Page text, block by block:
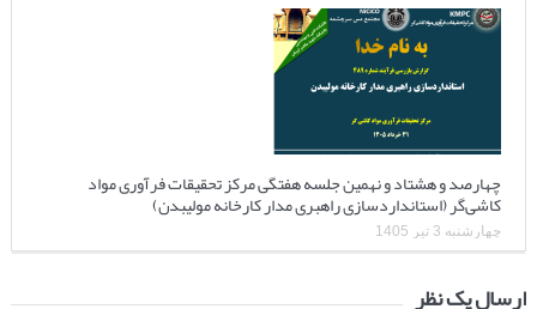
چهارصد و هشتاد و نهمین جلسه هفتگی مرکز تحقیقات فرآوری مواد
کاشی‌گر (استانداردسازی راهبری مدار کارخانه مولیبدن)
چهارشنبه 3 تیر 1405
ارسال یک نظر